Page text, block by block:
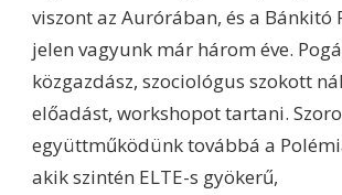
viszont az Aurórában, és a Bánkitó
jelen vagyunk már három éve.
közgazdász, szociológus szokott
előadást, workshopot tartani.
együttműködünk továbbá a
akik szintén ELTE-s gyökerű,